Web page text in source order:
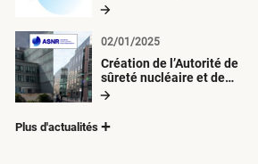
Création de l’Autorité de
sûreté nucléaire et de
radioprotection (ASNR)
02/01/2025
Plus d'actualités